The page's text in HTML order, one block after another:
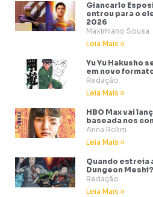
Giancarlo
entrou para o
2026
Maximiano Sousa
Leia Mais »
Yu Yu Hakusho
em novo
Redação
Leia Mais »
HBO Max vai
baseada nos
Anna Rolim
Leia Mais »
Quando estreia
Dungeon
Redação
Leia Mais »